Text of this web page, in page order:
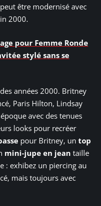
peut être modernisé avec
2000.
pour Femme Ronde
stylé sans se
années 2000. Britney
Paris Hilton, Lindsay
avec des tenues
looks pour recréer
pour Britney, un top
mini-jupe en jean taille
: exhibez un piercing au
mais toujours avec